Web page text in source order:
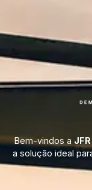
Bem-vindos a
a solução ideal